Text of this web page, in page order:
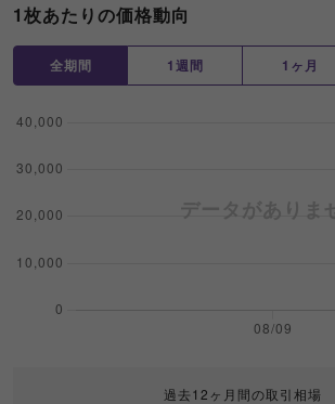
1枚あたりの価格動向
全期間 1週間 1ヶ月
過去12ヶ月間の取引相場